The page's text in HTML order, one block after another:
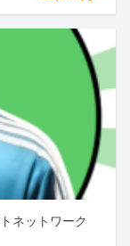
ネットワーク